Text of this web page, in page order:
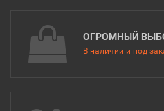
ОГРОМНЫЙ
В наличии и под